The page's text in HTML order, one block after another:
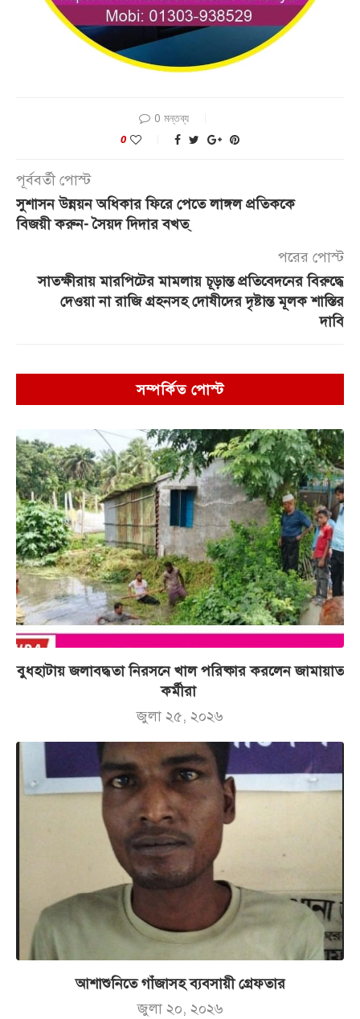
0 মন্তব্য
0
পূর্ববর্তী পোস্ট
সুশাসন উন্নয়ন অধিকার ফিরে পেতে লাঙ্গল প্রতিককে
বিজয়ী করুন- সৈয়দ দিদার বখত্
পরের পোস্ট
সাতক্ষীরায় মারপিটের মামলায় চূড়ান্ত প্রতিবেদনের বিরুদ্ধে
দেওয়া না রাজি গ্রহনসহ দোষীদের দৃষ্টান্ত মূলক শাস্তির
দাবি
সম্পর্কিত পোস্ট
বুধহাটায় জলাবদ্ধতা নিরসনে খাল পরিষ্কার করলেন জামায়াত
কর্মীরা
জুলা ২৫, ২০২৬
আশাশুনিতে গাঁজাসহ ব্যবসায়ী গ্রেফতার
জুলা ২০, ২০২৬